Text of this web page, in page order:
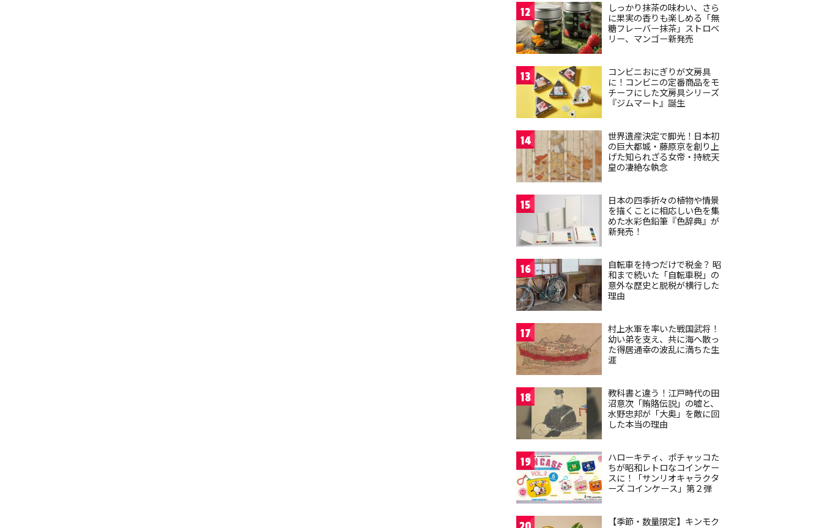
12
しっかり抹茶の味わい、さら
に果実の香りも楽しめる「無
糖フレーバー抹茶」ストロベ
リー、マンゴー新発売
13
コンビニおにぎりが文房具
に！コンビニの定番商品をモ
チーフにした文房具シリーズ
『ジムマート』誕生
14
世界遺産決定で脚光！日本初
の巨大都城・藤原京を創り上
げた知られざる女帝・持統天
皇の凄絶な執念
15
日本の四季折々の植物や情景
を描くことに相応しい色を集
めた水彩色鉛筆『色辞典』が
新発売！
16
自転車を持つだけで税金？ 昭
和まで続いた「自転車税」の
意外な歴史と脱税が横行した
理由
17
村上水軍を率いた戦国武将！
幼い弟を支え、共に海へ散っ
た得居通幸の波乱に満ちた生
涯
18
教科書と違う！江戸時代の田
沼意次「賄賂伝説」の嘘と、
水野忠邦が「大奥」を敵に回
した本当の理由
19
ハローキティ、ポチャッコた
ちが昭和レトロなコインケー
スに！「サンリオキャラクタ
ーズ コインケース」第２弾
【季節・数量限定】キンモク